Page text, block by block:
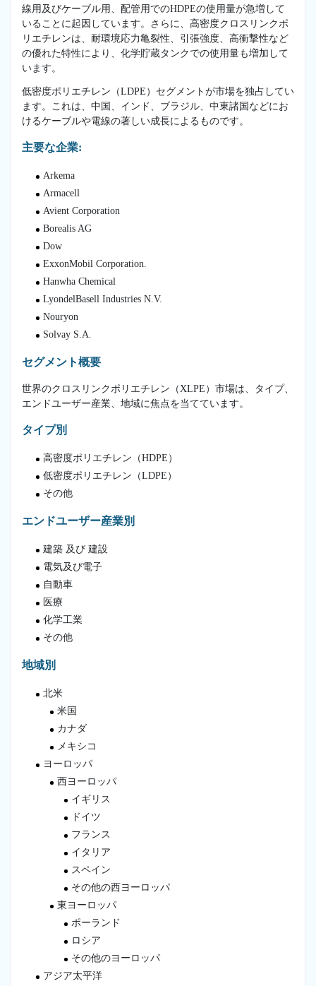
線用及びケーブル用、配管用でのHDPEの使用量が急増して
いることに起因しています。さらに、高密度クロスリンクポ
リエチレンは、耐環境応力亀裂性、引張強度、高衝撃性など
の優れた特性により、化学貯蔵タンクでの使用量も増加して
います。
低密度ポリエチレン（LDPE）セグメントが市場を独占してい
ます。これは、中国、インド、ブラジル、中東諸国などにお
けるケーブルや電線の著しい成長によるものです。
主要な企業:
Arkema
Armacell
Avient Corporation
Borealis AG
Dow
ExxonMobil Corporation.
Hanwha Chemical
LyondelBasell Industries N.V.
Nouryon
Solvay S.A.
セグメント概要
世界のクロスリンクポリエチレン（XLPE）市場は、タイプ、
エンドユーザー産業、地域に焦点を当てています。
タイプ別
高密度ポリエチレン（HDPE）
低密度ポリエチレン（LDPE）
その他
エンドユーザー産業別
建築 及び 建設
電気及び電子
自動車
医療
化学工業
その他
地域別
北米
米国
カナダ
メキシコ
ヨーロッパ
西ヨーロッパ
イギリス
ドイツ
フランス
イタリア
スペイン
その他の西ヨーロッパ
東ヨーロッパ
ポーランド
ロシア
その他のヨーロッパ
アジア太平洋